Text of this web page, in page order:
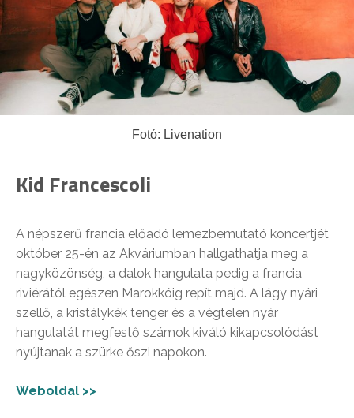
Fotó: Livenation
Kid Francescoli
A népszerű francia előadó lemezbemutató koncertjét
október 25-én az Akváriumban hallgathatja meg a
nagyközönség, a dalok hangulata pedig a francia
riviérától egészen Marokkóig repít majd. A lágy nyári
szellő, a kristálykék tenger és a végtelen nyár
hangulatát megfestő számok kiváló kikapcsolódást
nyújtanak a szürke őszi napokon.
Weboldal >>